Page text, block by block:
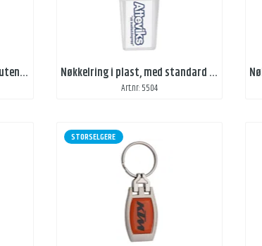
Nøkkelring i plast, standard uten trykk Nøkkelring i plast, med standard trykk
Art.nr: 5504
STORSELGERE